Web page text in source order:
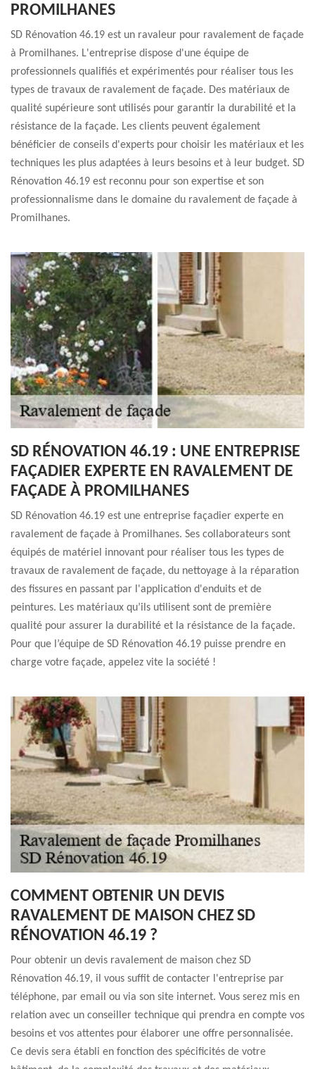
PROMILHANES
SD Rénovation 46.19 est un ravaleur pour ravalement de façade
à Promilhanes. L'entreprise dispose d'une équipe de
professionnels qualifiés et expérimentés pour réaliser tous les
types de travaux de ravalement de façade. Des matériaux de
qualité supérieure sont utilisés pour garantir la durabilité et la
résistance de la façade. Les clients peuvent également
bénéficier de conseils d'experts pour choisir les matériaux et les
techniques les plus adaptées à leurs besoins et à leur budget. SD
Rénovation 46.19 est reconnu pour son expertise et son
professionnalisme dans le domaine du ravalement de façade à
Promilhanes.
SD RÉNOVATION 46.19 : UNE ENTREPRISE
FAÇADIER EXPERTE EN RAVALEMENT DE
FAÇADE À PROMILHANES
SD Rénovation 46.19 est une entreprise façadier experte en
ravalement de façade à Promilhanes. Ses collaborateurs sont
équipés de matériel innovant pour réaliser tous les types de
travaux de ravalement de façade, du nettoyage à la réparation
des fissures en passant par l'application d'enduits et de
peintures. Les matériaux qu’ils utilisent sont de première
qualité pour assurer la durabilité et la résistance de la façade.
Pour que l’équipe de SD Rénovation 46.19 puisse prendre en
charge votre façade, appelez vite la société !
COMMENT OBTENIR UN DEVIS
RAVALEMENT DE MAISON CHEZ SD
RÉNOVATION 46.19 ?
Pour obtenir un devis ravalement de maison chez SD
Rénovation 46.19, il vous suffit de contacter l'entreprise par
téléphone, par email ou via son site internet. Vous serez mis en
relation avec un conseiller technique qui prendra en compte vos
besoins et vos attentes pour élaborer une offre personnalisée.
Ce devis sera établi en fonction des spécificités de votre